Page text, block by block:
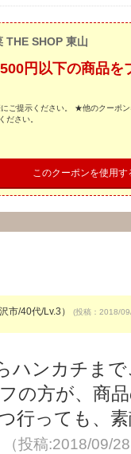
THE SHOP 東山
円以下の商品を
ご提示ください。 ★他のクーポ
ださい。
このクーポンを使用す
市/40代/Lv.3） (投稿：2018/
ハンカチま
の方が、商
行っても、
（投稿:2018/09/